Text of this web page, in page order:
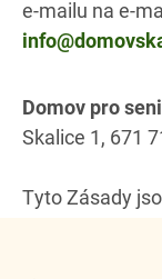
e-mailu na e-
Domov pro
Skalice 1, 671
Tyto Zásady